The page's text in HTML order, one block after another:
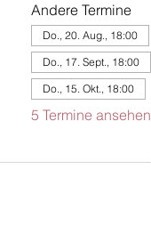
Andere Termine
Do., 20. Aug., 18:00
Do., 17. Sept., 18:00
Do., 15. Okt., 18:00
5 Termine ansehen